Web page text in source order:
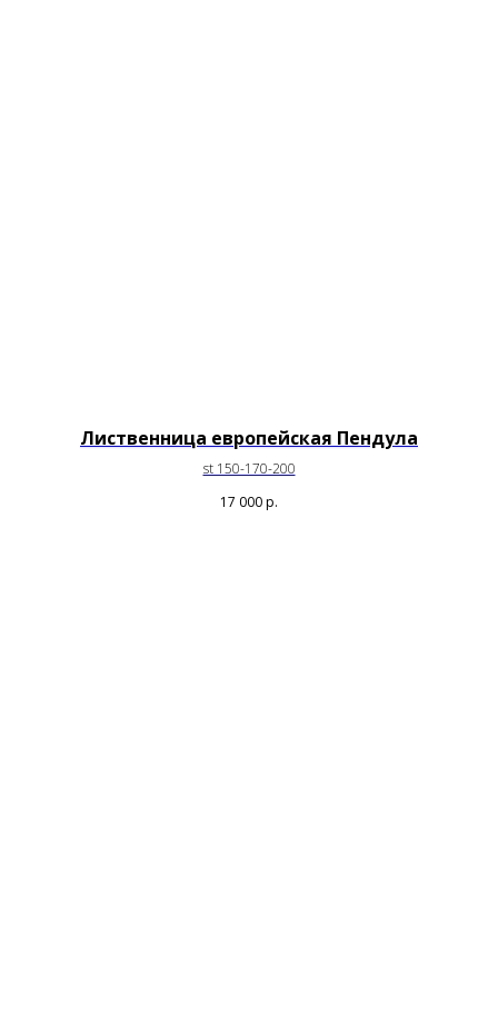
Лиственница европейская Пендула
st 150-170-200
17 000р.